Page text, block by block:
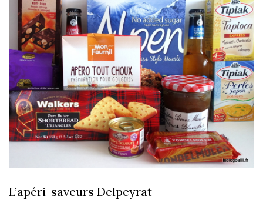
L’apéri-saveurs Delpeyrat